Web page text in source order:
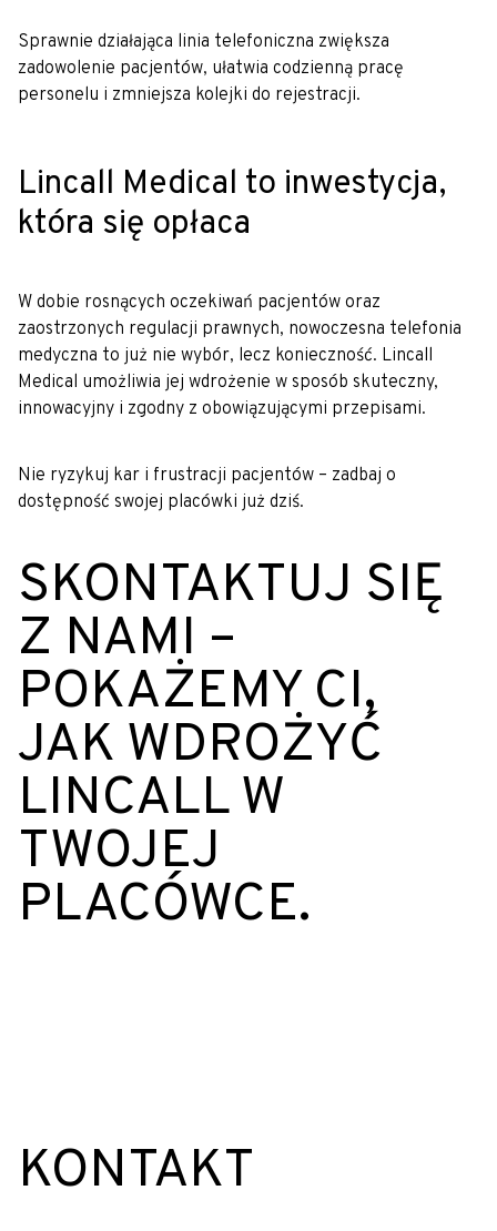
Sprawnie działająca linia telefoniczna zwiększa
zadowolenie pacjentów, ułatwia codzienną pracę
personelu i zmniejsza kolejki do rejestracji.
Lincall Medical to inwestycja,
która się opłaca
W dobie rosnących oczekiwań pacjentów oraz
zaostrzonych regulacji prawnych, nowoczesna telefonia
medyczna to już nie wybór, lecz konieczność. Lincall
Medical umożliwia jej wdrożenie w sposób skuteczny,
innowacyjny i zgodny z obowiązującymi przepisami.
Nie ryzykuj kar i frustracji pacjentów – zadbaj o
dostępność swojej placówki już dziś.
SKONTAKTUJ SIĘ
Z NAMI –
POKAŻEMY CI,
JAK WDROŻYĆ
LINCALL W
TWOJEJ
PLACÓWCE.
KONTAKT